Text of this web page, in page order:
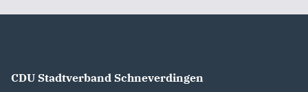
CDU Stadtverband Schneverdingen